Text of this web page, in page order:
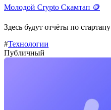
Молодой Crypto Скамтап 🪙
Здесь будут отчёты по стартапу
#Технологии
Публичный